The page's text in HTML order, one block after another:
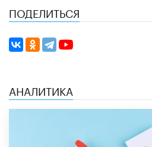
ПОДЕЛИТЬСЯ
АНАЛИТИКА